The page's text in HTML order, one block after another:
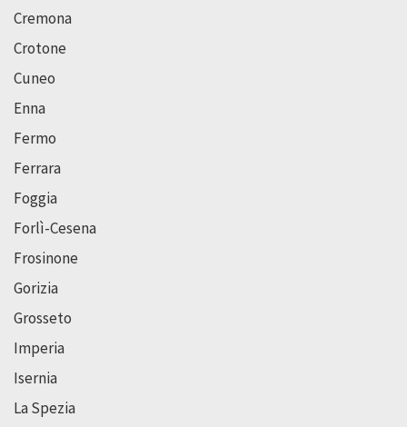
Cremona
Crotone
Cuneo
Enna
Fermo
Ferrara
Foggia
Forlì-Cesena
Frosinone
Gorizia
Grosseto
Imperia
Isernia
La Spezia